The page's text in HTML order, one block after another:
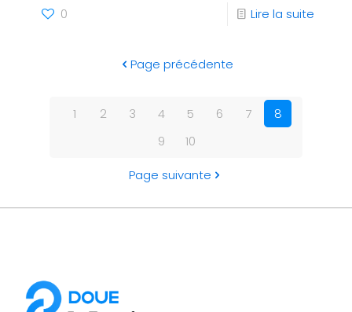
0 Lire la suite
Page précédente
1 2 3 4 5 6 7
8
9
10
Page suivante